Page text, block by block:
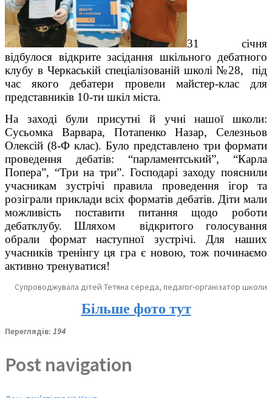
31 січня
відбулося відкрите засідання шкільного дебатного
клубу в Черкаській спеціалізованій школі №28, під
час якого дебатери провели майстер-клас для
представників 10-ти шкіл міста.
На заході були присутні й учні нашої школи:
Сусьомка Варвара, Потапенко Назар, Селезньов
Олексій (8-Ф клас). Було представлено три формати
проведення дебатів: “парламентський”, “Карла
Попера”, “Три на три”. Господарі заходу пояснили
учасникам зустрічі правила проведення ігор та
розіграли приклади всіх форматів дебатів. Діти мали
можливість поставити питання щодо роботи
дебатклубу. Шляхом відкритого голосування
обрали формат наступної зустрічі. Для наших
учасників тренінгу ця гра є новою, тож починаємо
активно тренуватися!
Супроводжувала дітей Тетяна середа, педагог-організатор школи
Більше фото тут
Переглядів: 194
Post navigation